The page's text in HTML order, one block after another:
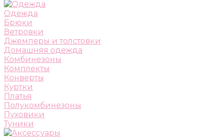
Одежда
Брюки
Ветровки
Джемперы и толстовки
Домашняя одежда
Комбинезоны
Комплекты
Конверты
Куртки
Платья
Полукомбинезоны
Пуховики
Туники